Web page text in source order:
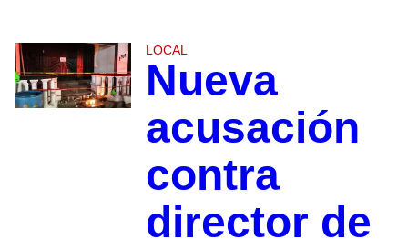
LOCAL
Nueva
acusación
contra
director de